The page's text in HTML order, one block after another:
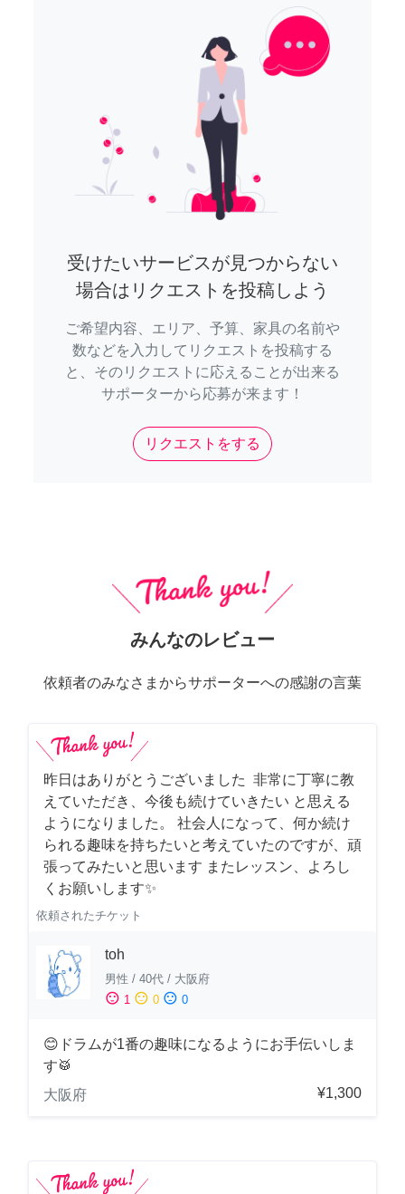
受けたいサービスが見つからない
場合はリクエストを投稿しよう
ご希望内容、エリア、予算、家具の名前や
数などを入力してリクエストを投稿する
と、そのリクエストに応えることが出来る
サポーターから応募が来ます！
リクエストをする
みんなのレビュー
依頼者のみなさまからサポーターへの感謝の言葉
昨日はありがとうございました 非常に丁寧に教
えていただき、今後も続けていきたい と思える
ようになりました。 社会人になって、何か続け
られる趣味を持ちたいと考えていたのですが、頑
張ってみたいと思います またレッスン、よろし
くお願いします✨
依頼されたチケット
toh
男性 / 40代 / 大阪府
sentiment_satisfied 1 sentiment_neutral 0 sentiment_dissatisfied 0
😊ドラムが1番の趣味になるようにお手伝いしま
す🥁
大阪府
¥1,300